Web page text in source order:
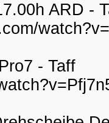
ARD -
- Taff